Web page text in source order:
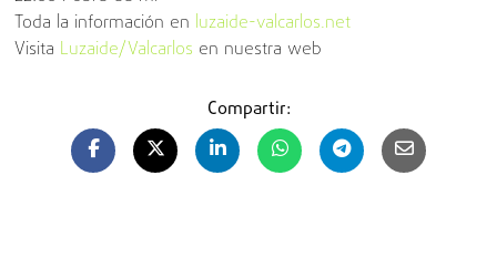
Toda la información en luzaide-valcarlos.net
Visita Luzaide/Valcarlos en nuestra web
Compartir: